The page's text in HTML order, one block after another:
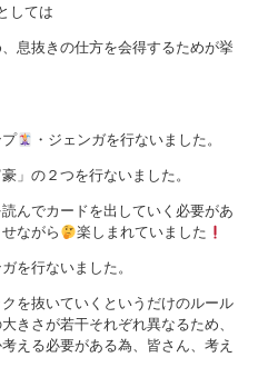
しては
息抜きの仕方を会得するためが挙
・ジェンガを行ないました。
」の２つを行ないました。
んでカードを出していく必要があ
ながら
楽しまれていました
を行ないました。
を抜いていくというだけのルール
きさが若干それぞれ異なるため、
える必要がある為、皆さん、考え